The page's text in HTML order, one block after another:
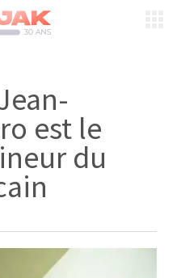
est le
du